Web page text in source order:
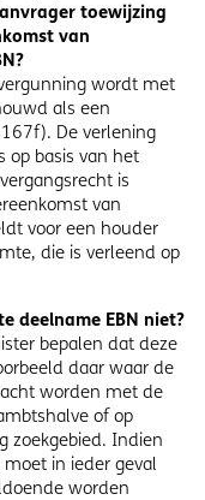
toewijzing
van
wordt met
als een
De verlening
op basis van het
is
van
voor een houder
die is verleend op
deelname EBN niet?
bepalen dat deze
daar waar de
worden met de
of op
zoekgebied. Indien
in ieder geval
worden